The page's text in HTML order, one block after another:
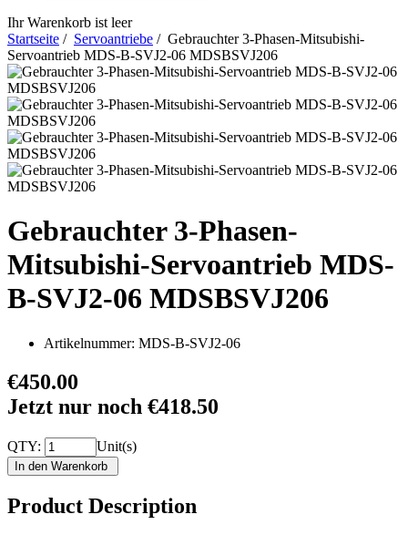
Ihr Warenkorb ist leer
Startseite / Servoantriebe / Gebrauchter 3-Phasen-Mitsubishi-
Servoantrieb MDS-B-SVJ2-06 MDSBSVJ206
Gebrauchter 3-Phasen-
Mitsubishi-Servoantrieb MDS-
B-SVJ2-06 MDSBSVJ206
Artikelnummer: MDS-B-SVJ2-06
€450.00
Jetzt nur noch €418.50
QTY: Unit(s)
Product Description